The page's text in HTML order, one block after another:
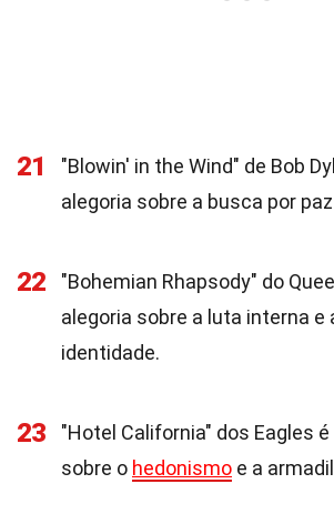
21
"Blowin' in the Wind" de Bob
alegoria sobre a busca por
22
"Bohemian Rhapsody" do
alegoria sobre a luta interna e
identidade.
23
"Hotel California" dos Eagles
sobre o hedonismo e a